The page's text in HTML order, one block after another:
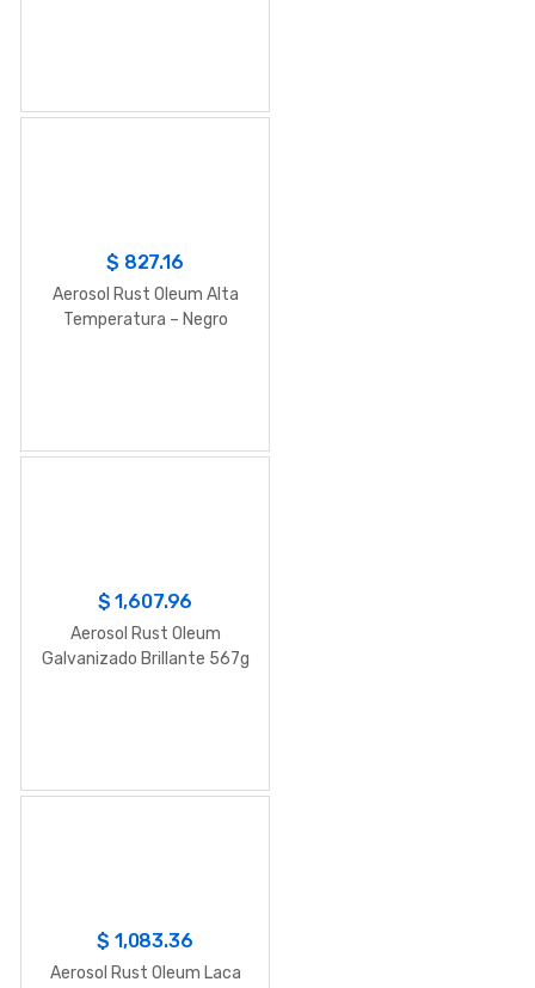
$ 827.16
Aerosol Rust Oleum Alta
Temperatura – Negro
$1,607.96
Aerosol Rust Oleum
Galvanizado Brillante 567g
$ 1,083.36
Aerosol Rust Oleum Laca